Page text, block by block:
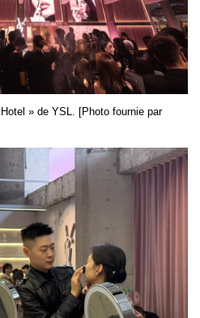
» de YSL. [Photo fournie par